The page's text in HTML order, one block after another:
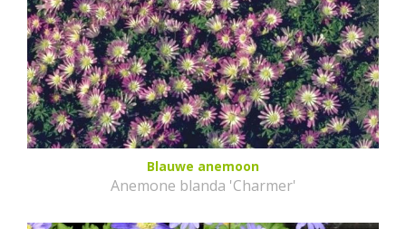
Blauwe anemoon
Anemone blanda 'Charmer'